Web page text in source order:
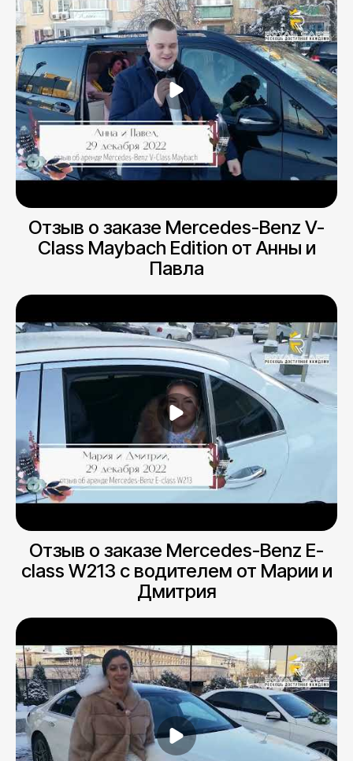
Отзыв о заказе Mercedes-Benz V-
Class Maybach Edition от Анны и
Павла
Отзыв о заказе Mercedes-Benz E-
class W213 с водителем от Марии и
Дмитрия